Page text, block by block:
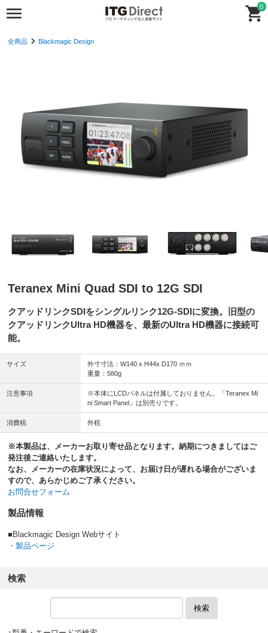
0
全商品 Blackmagic Design
Teranex Mini Quad SDI to 12G SDI
クアッドリンクSDIをシングルリンク12G-SDIに変換。旧型の
クアッドリンクUltra HD機器を、最新のUltra HD機器に接続可
能。
サイズ
外寸寸法：W140 x H44x D170 ｍｍ
重量：580g
注意事項
※本体にLCDパネルは付属しておりません。「Teranex Mi
ni Smart Panel」は別売りです。
消費税 外税
※本製品は、メーカーお取り寄せ品となります。納期につきましてはご
発注後ご連絡いたします。
なお、メーカーの在庫状況によって、お届け日が遅れる場合がございま
すので、あらかじめご了承ください。
お問合せフォーム
製品情報
■Blackmagic Design Webサイト
・製品ページ
検索
検索